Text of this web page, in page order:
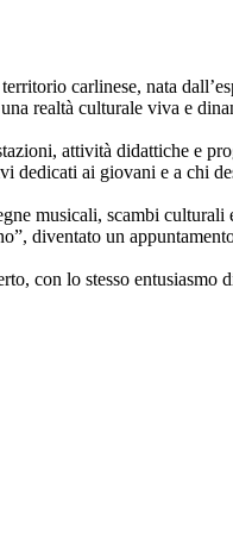
carlinese, nata
realtà culturale viva e
attività didattiche e
dedicati ai giovani e a chi
musicali, scambi
diventato un
con lo stesso